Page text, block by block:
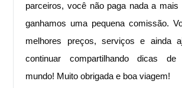
parceiros, você não paga nada a
ganhamos uma pequena comissão.
melhores preços, serviços e ainda
continuar compartilhando dicas
mundo! ​Muito obrigada e boa viagem!